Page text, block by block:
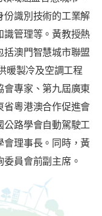
份識別技術的工業解
識管理等。黃教授熱
括澳門智慧城市聯盟
製冷及空調工程
會專家、第九屆廣東
省粵港澳合作促進會
公路學會自動駕駛工
會理事長。同時，黃
員會前副主席。